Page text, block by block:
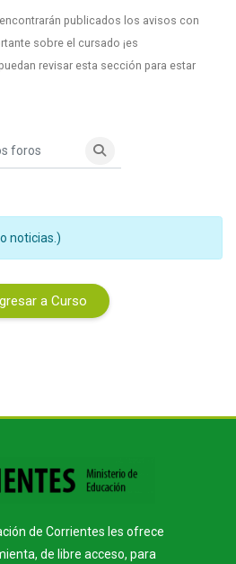
publicados los avisos con
sobre el cursado ¡es
revisar esta sección para estar
foros
Buscar en los foros
noticias.)
a Curso
de Corrientes les ofrece
de libre acceso, para